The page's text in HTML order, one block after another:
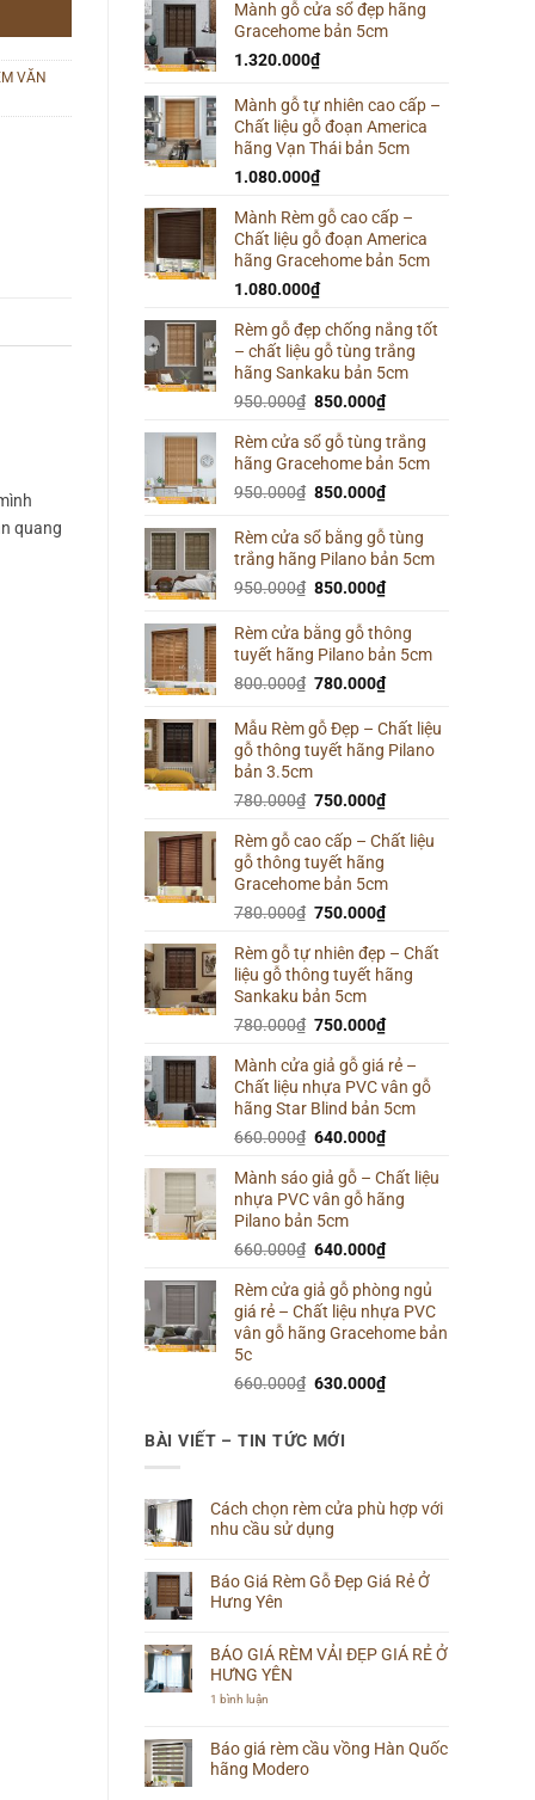
là:
790.000₫.
tại
là:
Mành gỗ cửa sổ đẹp hãng
Gracehome bản 5cm
1.320.000₫
Mành gỗ tự nhiên cao cấp –
Chất liệu gỗ đoạn America
hãng Vạn Thái bản 5cm
1.080.000₫
Mành Rèm gỗ cao cấp –
Chất liệu gỗ đoạn America
hãng Gracehome bản 5cm
1.080.000₫
Rèm gỗ đẹp chống nắng tốt
– chất liệu gỗ tùng trắng
hãng Sankaku bản 5cm
950.000₫ Giá
là:
950.000₫.
850.000₫Giá
tại
là:
850.000₫.
Rèm cửa sổ gỗ tùng trắng
hãng Gracehome bản 5cm
950.000₫ Giá
là:
950.000₫.
850.000₫Giá
tại
là:
850.000₫.
Rèm cửa sổ bằng gỗ tùng
trắng hãng Pilano bản 5cm
950.000₫ Giá
là:
950.000₫.
850.000₫Giá
tại
là:
850.000₫.
Rèm cửa bằng gỗ thông
tuyết hãng Pilano bản 5cm
800.000₫ Giá
là:
800.000₫.
780.000₫Giá
tại
là:
Mẫu Rèm gỗ Đẹp – Chất liệu
gỗ thông tuyết hãng Pilano
bản 3.5cm
780.000₫ Giá
là:
780.000₫.
750.000₫Giá
tại
750.000₫.
Rèm gỗ cao cấp – Chất liệu
gỗ thông tuyết hãng
Gracehome bản 5cm
780.000₫ Giá
là:
780.000₫.
750.000₫Giá
tại
là:
Rèm gỗ tự nhiên đẹp – Chất
liệu gỗ thông tuyết hãng
Sankaku bản 5cm
780.000₫ Giá
là:
780.000₫.
750.000₫Giá
tại
là:
750.000₫.
Mành cửa giả gỗ giá rẻ –
Chất liệu nhựa PVC vân gỗ
hãng Star Blind bản 5cm
660.000₫ Giá
là:
660.000₫.
640.000₫Giá
tại
là:
Mành sáo giả gỗ – Chất liệu
nhựa PVC vân gỗ hãng
Pilano bản 5cm
660.000₫ Giá
là:
660.000₫.
640.000₫Giá
tại
là:
640.000₫.
Rèm cửa giả gỗ phòng ngủ
giá rẻ – Chất liệu nhựa PVC
vân gỗ hãng Gracehome bản
5c
660.000₫ Giá
660.000₫.
630.000₫Giá
BÀI VIẾT – TIN TỨC MỚI
Cách chọn rèm cửa phù hợp với
nhu cầu sử dụng
bình
luận
ở
rèm
phù
hợp
sử
dụng
Báo Giá Rèm Gỗ Đẹp Giá Rẻ Ở
Hưng Yên
bình
luận
ở
Báo
Đẹp
Giá
BÁO GIÁ RÈM VẢI ĐẸP GIÁ RẺ Ở
HƯNG YÊN
1 bình luận
RÈM
VẢI
ĐẸP
Báo giá rèm cầu vồng Hàn Quốc
hãng Modero
VĂN
quang